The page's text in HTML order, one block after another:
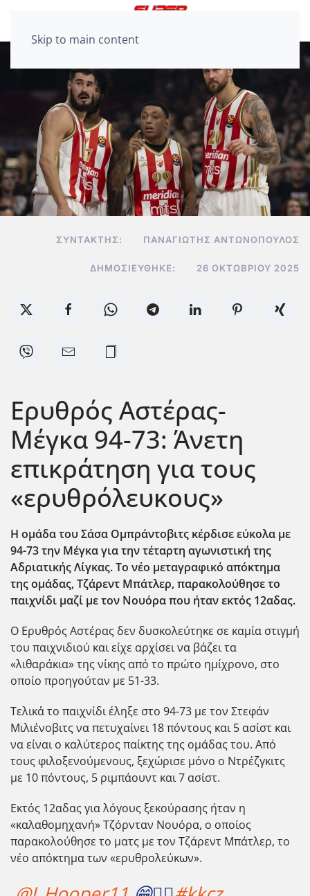
Skip to main content
ΣΥΝΤΆΚΤΗΣ: ΠΑΝΑΓΙΏΤΗΣ ΑΝΤΩΝΌΠΟΥΛΟΣ
ΔΗΜΟΣΙΕΎΘΗΚΕ: 26 ΟΚΤΩΒΡΊΟΥ 2025
Ερυθρός Αστέρας-
Μέγκα 94-73: Άνετη
επικράτηση για τους
«ερυθρόλευκους»
Η ομάδα του Σάσα Ομπράντοβιτς κέρδισε εύκολα με
94-73 την Μέγκα για την τέταρτη αγωνιστική της
Αδριατικής Λίγκας. Το νέο μεταγραφικό απόκτημα
της ομάδας, Τζάρεντ Μπάτλερ, παρακολούθησε το
παιχνίδι μαζί με τον Νουόρα που ήταν εκτός 12αδας.
Ο Ερυθρός Αστέρας δεν δυσκολεύτηκε σε καμία στιγμή
του παιχνιδιού και είχε αρχίσει να βάζει τα
«λιθαράκια» της νίκης από το πρώτο ημίχρονο, στο
οποίο προηγούταν με 51-33.
Τελικ΄΄α το παιχνίδι έληξε στο 94-73 με τον Στεφάν
Μιλιένοβιτς να πετυχαίνει 18 πόντους και 5 ασίστ και
να είναι ο καλύτερος παίκτης της ομάδας του. Από
τους φιλοξενούμενους, ξεχώρισε μόνο ο Ντρέζγκιτς
με 10 πόντους, 5 ριμπάουντ και 7 ασίστ.
Εκτός 12αδας για λόγους ξεκούρασης ήταν η
«καλαθομηχανή» Τζόρνταν Νουόρα, ο οποίος
παρακολούθησε το ματς με τον Τζάρεντ Μπάτλερ, το
νέο απόκτημα των «ερυθρολεύκων».